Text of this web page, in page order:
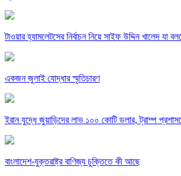
টাওয়ার হ্যামলেটসের নির্বাচন নিয়ে সাইফ উদ্দিন খালেদ যা
একজন জুলাই যোদ্ধার স্মৃতিচারণ
ইরান যুদ্ধে জুয়াড়িদের লাভ ১০০ কোটি ডলার, ট্রাম্প
বাংলাদেশ-যুক্তরাষ্ট্র বাণিজ্য চুক্তিতে কী আছে